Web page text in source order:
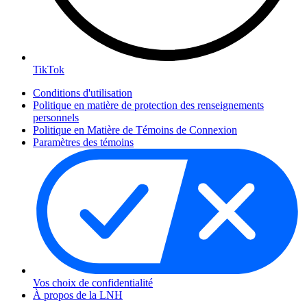
TikTok
Conditions d'utilisation
Politique en matière de protection des renseignements
personnels
Politique en Matière de Témoins de Connexion
Paramètres des témoins
Vos choix de confidentialité
À propos de la LNH